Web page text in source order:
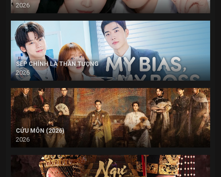
2026
SẾP CHÍNH LÀ THẦN TƯỢNG
2026
CỬU MÔN (2026)
2026